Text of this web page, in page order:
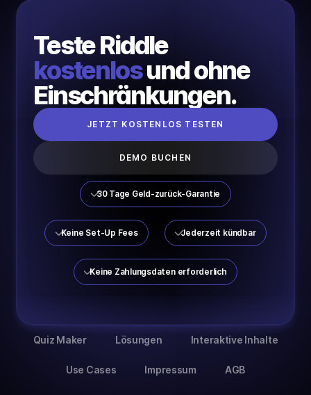
Teste Riddle
kostenlosund ohne
Einschränkungen.
JETZT KOSTENLOS TESTEN
DEMO BUCHEN
30 Tage Geld-zurück-Garantie
Keine Set-Up Fees Jederzeit kündbar
Keine Zahlungsdaten erforderlich
Quiz Maker Lösungen Interaktive Inhalte
Use Cases Impressum AGB